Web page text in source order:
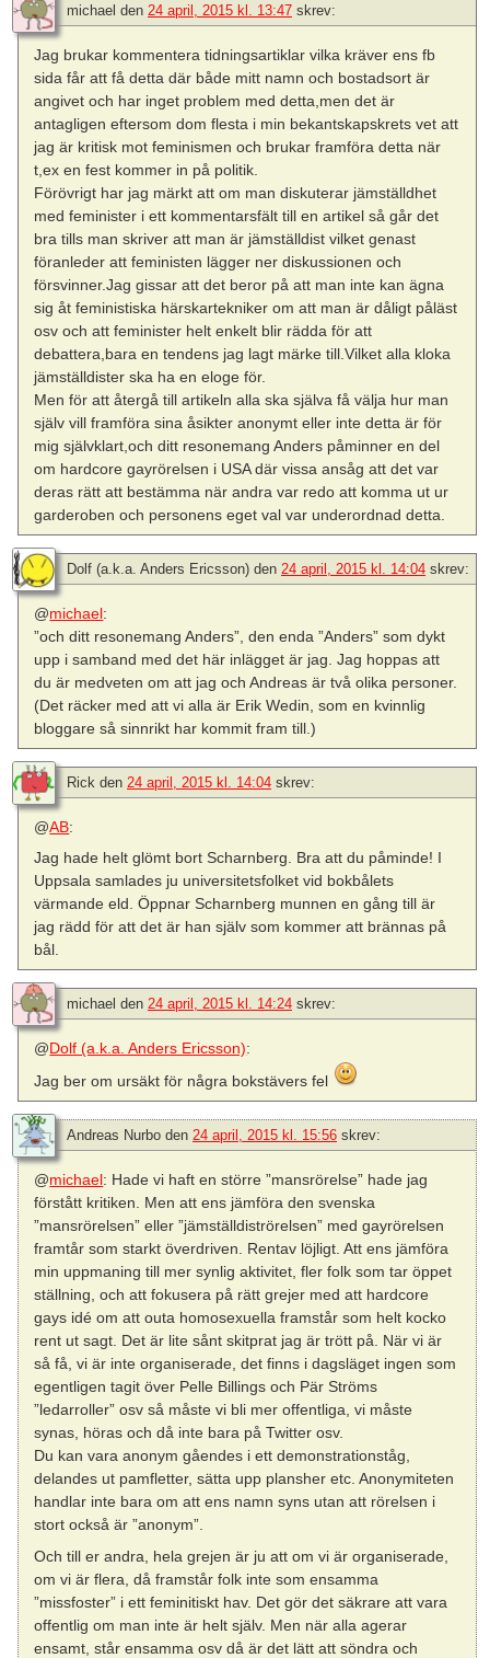
michael den 24 april, 2015 kl. 13:47 skrev:
Jag brukar kommentera tidningsartiklar vilka kräver ens fb
sida får att få detta där både mitt namn och bostadsort är
angivet och har inget problem med detta,men det är
antagligen eftersom dom flesta i min bekantskapskrets vet att
jag är kritisk mot feminismen och brukar framföra detta när
t,ex en fest kommer in på politik.
Förövrigt har jag märkt att om man diskuterar jämställdhet
med feminister i ett kommentarsfält till en artikel så går det
bra tills man skriver att man är jämställdist vilket genast
föranleder att feministen lägger ner diskussionen och
försvinner.Jag gissar att det beror på att man inte kan ägna
sig åt feministiska härskartekniker om att man är dåligt påläst
osv och att feminister helt enkelt blir rädda för att
debattera,bara en tendens jag lagt märke till.Vilket alla kloka
jämställdister ska ha en eloge för.
Men för att återgå till artikeln alla ska själva få välja hur man
själv vill framföra sina åsikter anonymt eller inte detta är för
mig självklart,och ditt resonemang Anders påminner en del
om hardcore gayrörelsen i USA där vissa ansåg att det var
deras rätt att bestämma när andra var redo att komma ut ur
garderoben och personens eget val var underordnad detta.
Dolf (a.k.a. Anders Ericsson) den 24 april, 2015 kl. 14:04 skrev:
@michael:
”och ditt resonemang Anders”, den enda ”Anders” som dykt
upp i samband med det här inlägget är jag. Jag hoppas att
du är medveten om att jag och Andreas är två olika personer.
(Det räcker med att vi alla är Erik Wedin, som en kvinnlig
bloggare så sinnrikt har kommit fram till.)
Rick den 24 april, 2015 kl. 14:04 skrev:
@AB:
Jag hade helt glömt bort Scharnberg. Bra att du påminde! I
Uppsala samlades ju universitetsfolket vid bokbålets
värmande eld. Öppnar Scharnberg munnen en gång till är
jag rädd för att det är han själv som kommer att brännas på
bål.
michael den 24 april, 2015 kl. 14:24 skrev:
@Dolf (a.k.a. Anders Ericsson):
Jag ber om ursäkt för några bokstävers fel
Andreas Nurbo den 24 april, 2015 kl. 15:56 skrev:
@michael: Hade vi haft en större ”mansrörelse” hade jag
förstått kritiken. Men att ens jämföra den svenska
”mansrörelsen” eller ”jämställdiströrelsen” med gayrörelsen
framtår som starkt överdriven. Rentav löjligt. Att ens jämföra
min uppmaning till mer synlig aktivitet, fler folk som tar öppet
ställning, och att fokusera på rätt grejer med att hardcore
gays idé om att outa homosexuella framstår som helt kocko
rent ut sagt. Det är lite sånt skitprat jag är trött på. När vi är
så få, vi är inte organiserade, det finns i dagsläget ingen som
egentligen tagit över Pelle Billings och Pär Ströms
”ledarroller” osv så måste vi bli mer offentliga, vi måste
synas, höras och då inte bara på Twitter osv.
Du kan vara anonym gåendes i ett demonstrationståg,
delandes ut pamfletter, sätta upp plansher etc. Anonymiteten
handlar inte bara om att ens namn syns utan att rörelsen i
stort också är ”anonym”.
Och till er andra, hela grejen är ju att om vi är organiserade,
om vi är flera, då framstår folk inte som ensamma
”missfoster” i ett feminitiskt hav. Det gör det säkrare att vara
offentlig om man inte är helt själv. Men när alla agerar
ensamt, står ensamma osv då är det lätt att söndra och